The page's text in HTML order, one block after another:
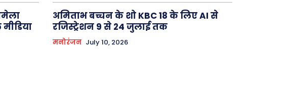
अमिताभ बच्चन के शो KBC 18 के लिए AI से
रजिस्ट्रेशन 9 से 24 जुलाई तक
मनोरंजन July 10, 2026